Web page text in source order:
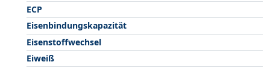
ECP
Eisenbindungskapazität
Eisenstoffwechsel
Eiweiß